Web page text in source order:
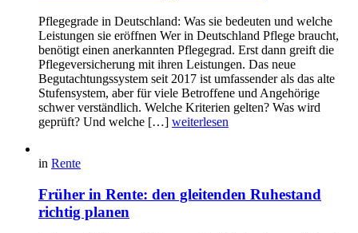
Pflegegrade in Deutschland: Was sie bedeuten und welche
Leistungen sie eröffnen Wer in Deutschland Pflege braucht,
benötigt einen anerkannten Pflegegrad. Erst dann greift die
Pflegeversicherung mit ihren Leistungen. Das neue
Begutachtungssystem seit 2017 ist umfassender als das alte
Stufensystem, aber für viele Betroffene und Angehörige
schwer verständlich. Welche Kriterien gelten? Was wird
geprüft? Und welche […] weiterlesen
in Rente
Früher in Rente: den gleitenden Ruhestand
richtig planen